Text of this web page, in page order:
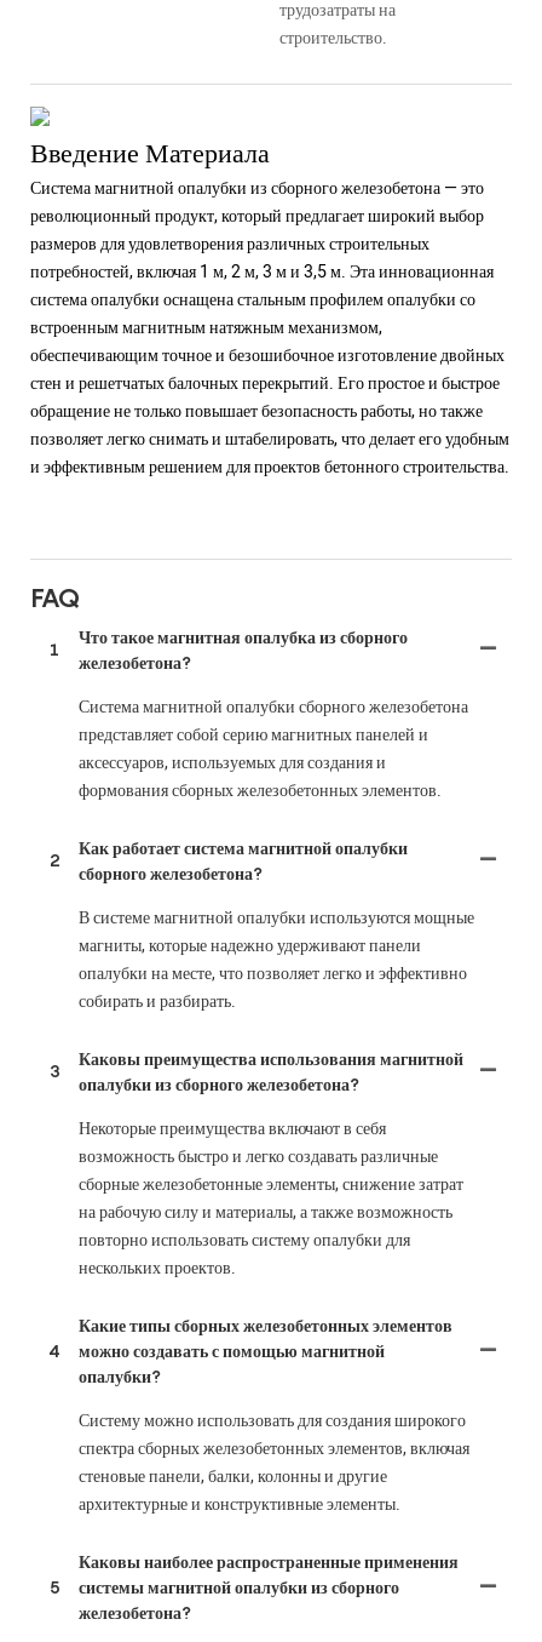
трудозатраты на
строительство.
Введение Материала
Система магнитной опалубки из сборного железобетона — это
революционный продукт, который предлагает широкий выбор
размеров для удовлетворения различных строительных
потребностей, включая 1 м, 2 м, 3 м и 3,5 м. Эта инновационная
система опалубки оснащена стальным профилем опалубки со
встроенным магнитным натяжным механизмом,
обеспечивающим точное и безошибочное изготовление двойных
стен и решетчатых балочных перекрытий. Его простое и быстрое
обращение не только повышает безопасность работы, но также
позволяет легко снимать и штабелировать, что делает его удобным
и эффективным решением для проектов бетонного строительства.
FAQ
1
Что такое магнитная опалубка из сборного
железобетона?
Система магнитной опалубки сборного железобетона
представляет собой серию магнитных панелей и
аксессуаров, используемых для создания и
формования сборных железобетонных элементов.
2
Как работает система магнитной опалубки
сборного железобетона?
В системе магнитной опалубки используются мощные
магниты, которые надежно удерживают панели
опалубки на месте, что позволяет легко и эффективно
собирать и разбирать.
3
Каковы преимущества использования магнитной
опалубки из сборного железобетона?
Некоторые преимущества включают в себя
возможность быстро и легко создавать различные
сборные железобетонные элементы, снижение затрат
на рабочую силу и материалы, а также возможность
повторно использовать систему опалубки для
нескольких проектов.
4
Какие типы сборных железобетонных элементов
можно создавать с помощью магнитной
опалубки?
Систему можно использовать для создания широкого
спектра сборных железобетонных элементов, включая
стеновые панели, балки, колонны и другие
архитектурные и конструктивные элементы.
5
Каковы наиболее распространенные применения
системы магнитной опалубки из сборного
железобетона?